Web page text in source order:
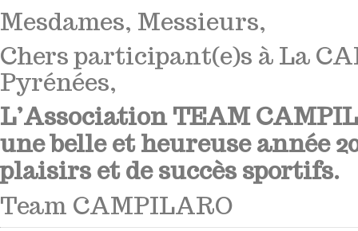
Mesdames, Messieurs,
Chers participant(e)s à La
Pyrénées,
L’Association TEAM
une belle et heureuse année
plaisirs et de succès sportifs.
Team CAMPILARO